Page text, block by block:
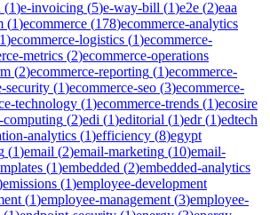
(1)e-invoicing (5)e-way-bill (1)e2e (2)eaa
(1)ecommerce (178)ecommerce-analytics
1)ecommerce-logistics (1)ecommerce-
metrics (2)ecommerce-operations
(2)ecommerce-reporting (1)ecommerce-
security (1)ecommerce-seo (3)ecommerce-
technology (1)ecommerce-trends (1)ecosire
computing (2)edi (1)editorial (1)edr(1)edtech
analytics (1)efficiency (8)egypt
(1)email (2)email-marketing (10)email-
(1)embedded (2)embedded-analytics
emissions (1)employee-development
(1)employee-management (3)employee-